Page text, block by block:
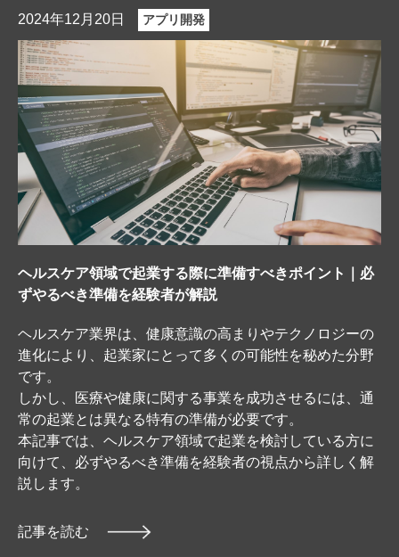
2024年12月20日 アプリ開発
ヘルスケア領域で起業する際に準備すべきポイント｜必
ずやるべき準備を経験者が解説
ヘルスケア業界は、健康意識の高まりやテクノロジーの
進化により、起業家にとって多くの可能性を秘めた分野
です。
しかし、医療や健康に関する事業を成功させるには、通
常の起業とは異なる特有の準備が必要です。
本記事では、ヘルスケア領域で起業を検討している方に
向けて、必ずやるべき準備を経験者の視点から詳しく解
説します。
記事を読む